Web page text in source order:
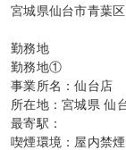
宮城県仙台市青葉区
勤務地
勤務地①
事業所名：仙台店
所在地：宮城県 仙
最寄駅：
喫煙環境：屋内禁